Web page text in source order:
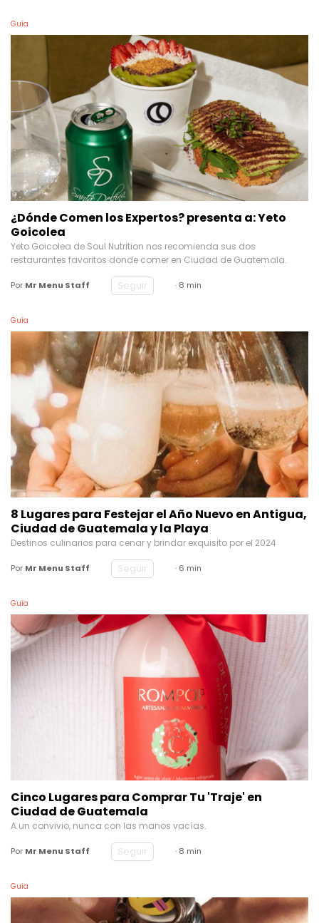
Guía
¿Dónde Comen los Expertos? presenta a: Yeto
Goicolea
Yeto Goicolea de Soul Nutrition nos recomienda sus dos
restaurantes favoritos donde comer en Ciudad de Guatemala.
Por Mr Menu Staff Seguir · 8 min
Guía
8 Lugares para Festejar el Año Nuevo en Antigua,
Ciudad de Guatemala y la Playa
Destinos culinarios para cenar y brindar exquisito por el 2024
Por Mr Menu Staff Seguir · 6 min
Guía
Cinco Lugares para Comprar Tu 'Traje' en
Ciudad de Guatemala
A un convivio, nunca con las manos vacías.
Por Mr Menu Staff Seguir · 8 min
Guía